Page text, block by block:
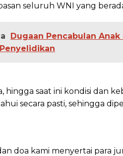
seluruh WNI yang
Dugaan Pencabulan
hingga saat ini kondisi dan
secara pasti, sehingga
doa kami menyertai para